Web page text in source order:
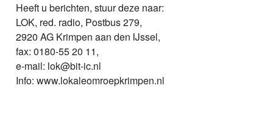
Heeft u berichten, stuur deze naar:
LOK, red. radio, Postbus 279,
2920 AG Krimpen aan den IJssel,
fax: 0180-55 20 11,
e-mail: lok@bit-ic.nl
Info: www.lokaleomroepkrimpen.nl